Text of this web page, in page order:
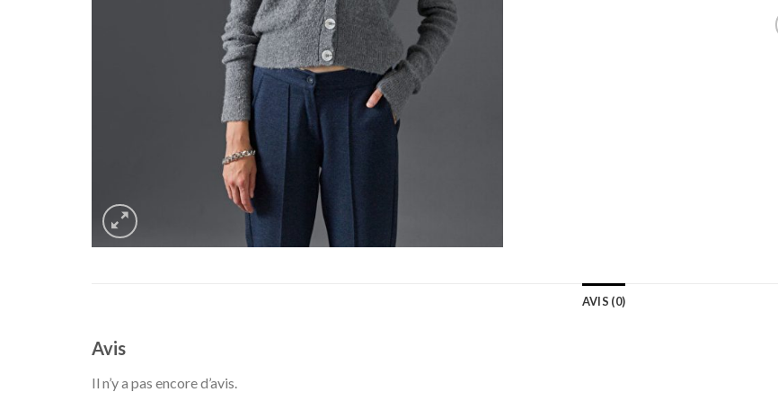
AVIS (0)
Avis
Il n’y a pas encore d’avis.